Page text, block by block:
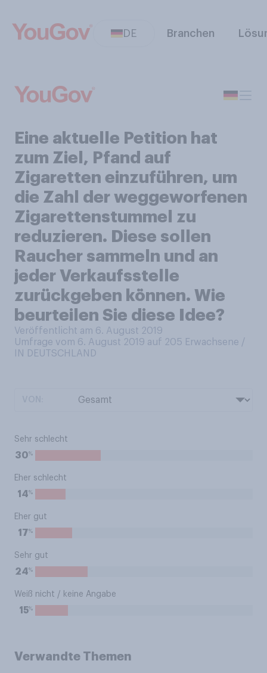
DE Branchen
Eine aktuelle Petition hat
zum Ziel, Pfand auf
Zigaretten einzuführen, um
die Zahl der weggeworfenen
Zigarettenstummel zu
reduzieren. Diese sollen
Raucher sammeln und an
jeder Verkaufsstelle
zurückgeben können. Wie
beurteilen Sie diese Idee?
Veröffentlicht am 6. August 2019
Umfrage vom 6. August 2019 auf 205 Erwachsene /
IN DEUTSCHLAND
Sehr schlecht
30%
Eher schlecht
14%
Eher gut
17%
Sehr gut
24%
Weiß nicht / keine Angabe
15%
Verwandte Themen